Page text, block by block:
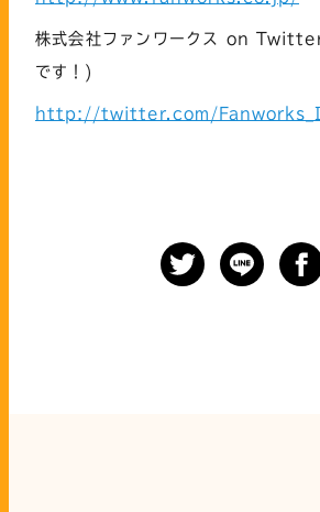
株式会社ファンワークス on
です！)
http://twitter.com/